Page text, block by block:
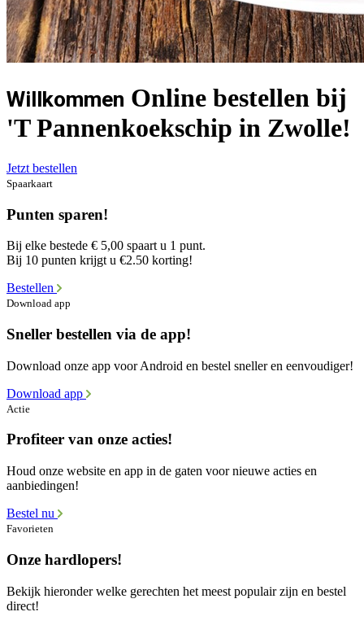
Willkommen Online bestellen bij
'T Pannenkoekschip in Zwolle!
Jetzt bestellen
Spaarkaart
Punten sparen!
Bij elke bestede € 5,00 spaart u 1 punt.
Bij 10 punten krijgt u €2.50 korting!
Bestellen
Download app
Sneller bestellen via de app!
Download onze app voor Android en bestel sneller en eenvoudiger!
Download app
Actie
Profiteer van onze acties!
Houd onze website en app in de gaten voor nieuwe acties en
aanbiedingen!
Bestel nu
Favorieten
Onze hardlopers!
Bekijk hieronder welke gerechten het meest populair zijn en bestel
direct!